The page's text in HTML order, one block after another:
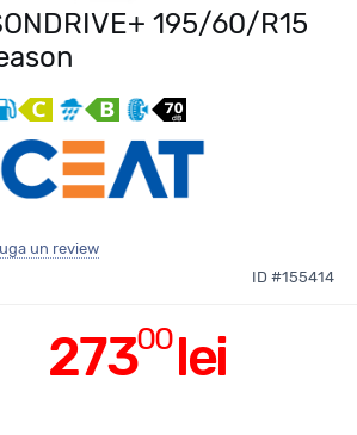
195/60/R15
un review
ID #155414
27300lei